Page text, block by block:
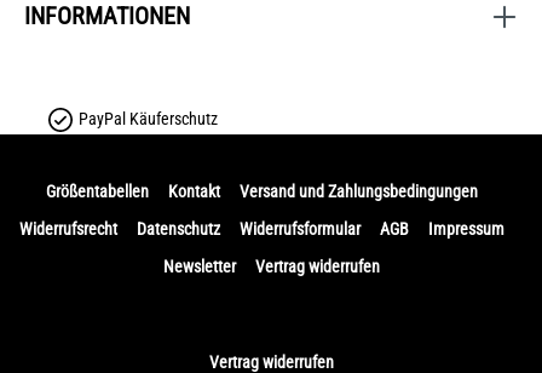
INFORMATIONEN
PayPal Käuferschutz
Größentabellen Kontakt
Versand und Zahlungsbedingungen
Widerrufsrecht
Datenschutz Widerrufsformular AGB
Impressum
Newsletter
Vertrag widerrufen
Vertrag widerrufen